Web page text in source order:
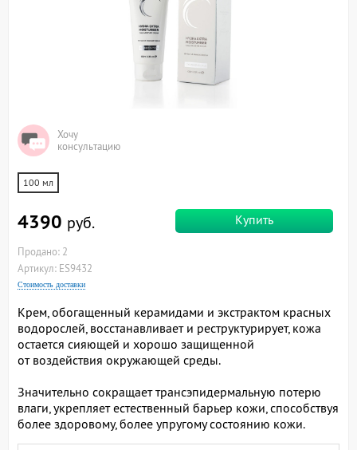
Хочу
консультацию
100 мл
4390 руб. Купить
Продано: 2
Артикул: ES9432
Стоимость доставки
Крем, обогащенный керамидами и экстрактом красных
водорослей, восстанавливает и реструктурирует, кожа
остается сияющей и хорошо защищенной
от воздействия окружающей среды.
Значительно сокращает трансэпидермальную потерю
влаги, укрепляет естественный барьер кожи, способствуя
более здоровому, более упругому состоянию кожи.